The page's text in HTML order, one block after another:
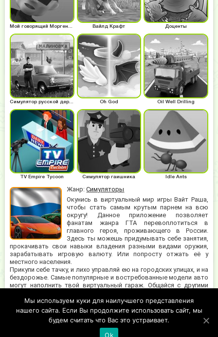
Жанр:Симуляторы
Окунись в виртуальный мир игры Вайт Раша,
чтобы стать самым крутым парнем на всю
округу! Данное приложение позволяет
фанатам жанра ГТА перевоплотиться в
главного героя, проживающего в России.
Здесь ты можешь придумывать себе занятия,
прокачивать свои навыки владения разными видами оружия,
зарабатывать игровую валюту. Или попросту отжать её у
местного населения.
Прикупи себе тачку, и лихо управляй ею на городских улицах, и на
бездорожье. Самые популярные и востребованные модели авто
могут наполнить твой виртуальный гараж. Общайся с другими
задания и пополнять свой счёт. Мини-карта и панель приборов на
экране помогут геймерам держать руку на пульсе событий в
Мой говорящий Моргенштерн Вайлд Крафт Доценты
Oh God Oil Well Drilling
TV Empire Tycoon Симулятор гаишника Idle Ants
Мы используем куки для наилучшего представления
нашего сайта. Если Вы продолжите использовать сайт, мы
будем считать что Вас это устраивает.
Ok